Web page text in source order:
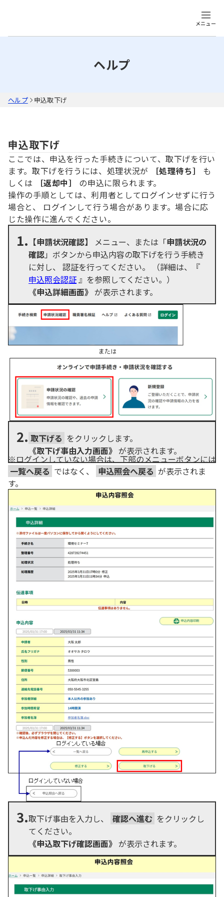
メニュー
ヘルプ
ヘルプ 申込取下げ
申込取下げ
ここでは、申込を行った手続きについて、取下げを行い
ます。取下げを行うには、処理状況が
［処理待ち］
も
しくは
［返却中］
の申込に限られます。
操作の手順としては、利用者としてログインせずに行う
場合と、 ログインして行う場合があります。場合に応
じた操作に進んでください。
1. 【申請状況確認】 メニュー、または「申請状況の
確認」ボタンから申込内容の取下げを行う手続き
に対し、 認証を行ってください。 （詳細は、『
申込照会認証』を参照してください。）
《申込詳細画面》 が表示されます。
2. 取下げる をクリックします。
《取下げ事由入力画面》 が表示されます。
※ログインしていない場合は、下部のメニューボタンには
一覧へ戻る ではなく、 申込照会へ戻る が表示されま
す。
3.取下げ事由を入力し、 確認へ進む をクリックし
てください。
《申込取下げ確認画面》 が表示されます。